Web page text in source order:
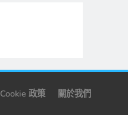
Cookie 政策 關於我們